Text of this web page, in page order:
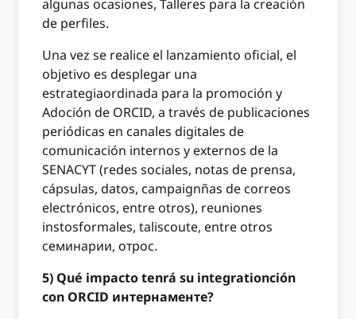
algunas ocasiones, Talleres para la creación
de perfiles.
Una vez se realice el lanzamiento oficial, el
objetivo es desplegar una
estrategiaordinada para la promoción y
Adoción de ORCID, a través de publicaciones
periódicas en canales digitales de
comunicación internos y externos de la
SENACYT (redes sociales, notas de prensa,
cápsulas, datos, campaignñas de correos
electrónicos, entre otros), reuniones
instosformales, taliscoute, entre otros
семинарии, отрос.
5) Qué impacto tenrá su integrationción
con ORCID интернаменте?